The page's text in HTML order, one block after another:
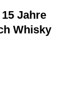
Add to
wishlist
Jahre
Whisky